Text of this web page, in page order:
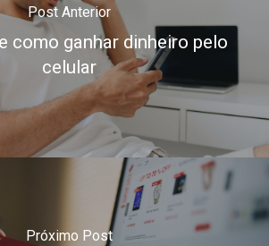
Post Anterior
como ganhar dinheiro pelo
celular
Próximo Post